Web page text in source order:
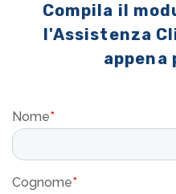
Compila il
l'Assistenza
appena